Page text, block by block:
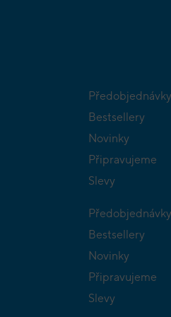
Předobjednávky
Bestsellery
Novinky
Připravujeme
Slevy
Předobjednávky
Bestsellery
Novinky
Připravujeme
Slevy